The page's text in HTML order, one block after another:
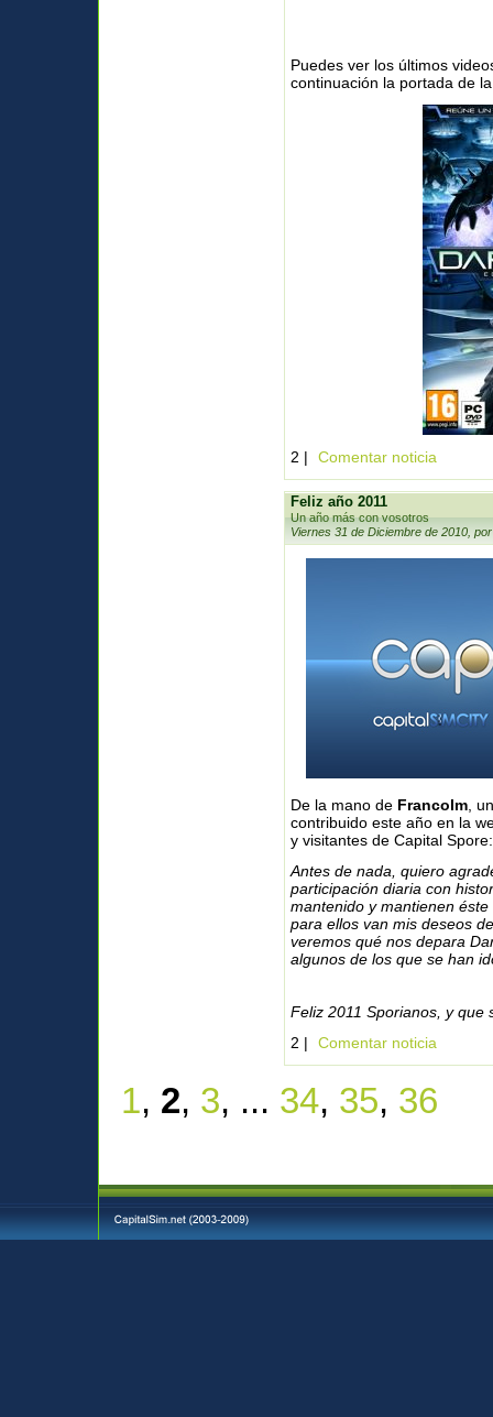
Puedes ver los últimos
continuación la portada de
2 | Comentar noticia
Feliz año 2011
Un año más con vosotros
Viernes 31 de Diciembre de 2010,
De la mano de Francolm,
contribuido este año en la
y visitantes de Capital Spore:
Antes de nada, quiero
participación diaria con
mantenido y mantienen
para ellos van mis deseos
veremos qué nos depara
algunos de los que se han
Feliz 2011 Sporianos, y que
2 |
Comentar noticia
1, 2, 3, ... 34, 35, 36